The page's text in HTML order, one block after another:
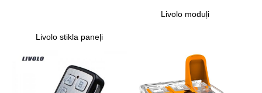
Livolo stikla paneļi
Livolo moduļi